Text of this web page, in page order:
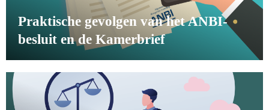
Praktische gevolgen van het ANBI-
besluit en de Kamerbrief